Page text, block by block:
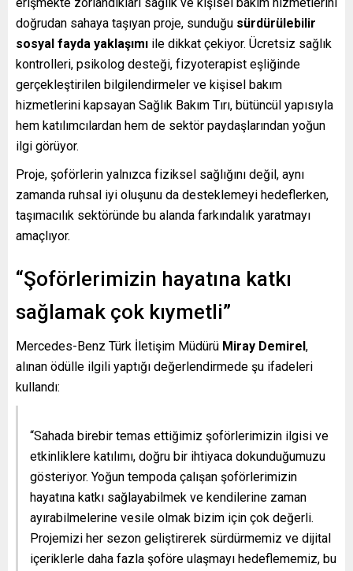
doğrudan sahaya taşıyan proje, sunduğu sürdürülebilir
sosyal fayda yaklaşımı ile dikkat çekiyor. Ücretsiz sağlık
kontrolleri, psikolog desteği, fizyoterapist eşliğinde
gerçekleştirilen bilgilendirmeler ve kişisel bakım
hizmetlerini kapsayan Sağlık Bakım Tırı, bütüncül yapısıyla
hem katılımcılardan hem de sektör paydaşlarından yoğun
ilgi görüyor.
Proje, şoförlerin yalnızca fiziksel sağlığını değil, aynı
zamanda ruhsal iyi oluşunu da desteklemeyi hedeflerken,
taşımacılık sektöründe bu alanda farkındalık yaratmayı
amaçlıyor.
“Şoförlerimizin hayatına katkı
sağlamak çok kıymetli”
Mercedes-Benz Türk İletişim Müdürü Miray Demirel ,
alınan ödülle ilgili yaptığı değerlendirmede şu ifadeleri
kullandı:
“Sahada birebir temas ettiğimiz şoförlerimizin ilgisi ve
etkinliklere katılımı, doğru bir ihtiyaca dokunduğumuzu
gösteriyor. Yoğun tempoda çalışan şoförlerimizin
hayatına katkı sağlayabilmek ve kendilerine zaman
ayırabilmelerine vesile olmak bizim için çok değerli.
Projemizi her sezon geliştirerek sürdürmemiz ve dijital
içeriklerle daha fazla şoföre ulaşmayı hedeflememiz, bu